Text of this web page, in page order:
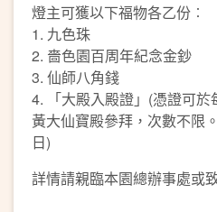
燈主可獲以下福物各乙份︰
1. 九色珠
2. 嗇色園百周年紀念金鈔
3. 仙師八角錢
4. 「大殿入殿證」(憑證可於
黃大仙寶殿參拜，次數不限
日)
詳情請親臨本園總辦事處或